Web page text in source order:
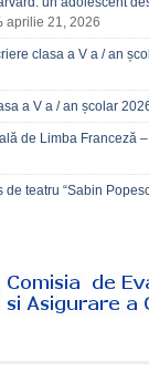
aprilie 21, 2026
clasa a V a / an
a V a / an școlar
de Limba Franceză
de teatru “Sabin